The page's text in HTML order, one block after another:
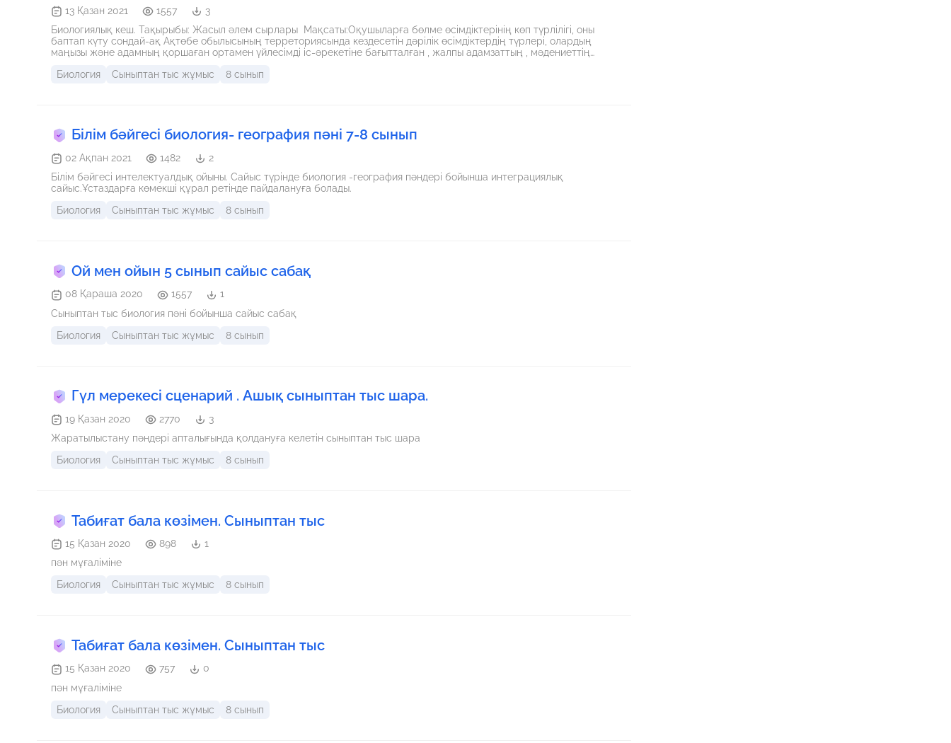
13 Қазан 2021 1557
3
Биологиялық кеш. Тақырыбы: Жасыл әлем сырлары Мақсаты:Оқушыларға бөлме өсімдіктерінің көп түрлілігі, оны
баптап күту сондай-ақ Ақтөбе обылысының терреториясында кездесетін дәрілік өсімдіктердің түрлері, олардың
маңызы және адамның қоршаған ортамен үйлесімді іс-әрекетіне бағытталған , жалпы адамзаттың , мәдениеттің
Биология
Сыныптан тыс жұмыс 8 сынып
Білім бәйгесі биология- география пәні 7-8 сынып
02 Ақпан 2021 1482
2
Білім бәйгесі интелектуалдық ойыны. Сайыс түрінде биология -география пәндері бойынша интеграциялық
сайыс.Ұстаздарға көмекші құрал ретінде пайдалануға болады.
Биология
Сыныптан тыс жұмыс 8 сынып
Ой мен ойын 5 сынып сайыс сабақ
08 Қараша 2020 1557
1
Сыныптан тыс биология пәні бойынша сайыс сабақ
Биология
Сыныптан тыс жұмыс 8 сынып
Гүл мерекесі сценарий . Ашық сыныптан тыс шара.
19 Қазан 2020 2770
3
Жаратылыстану пәндері апталығында қолдануға келетін сыныптан тыс шара
Биология
Сыныптан тыс жұмыс 8 сынып
Табиғат бала көзімен. Сыныптан тыс
15 Қазан 2020 898
1
пән мұғаліміне
Биология
Сыныптан тыс жұмыс 8 сынып
Табиғат бала көзімен. Сыныптан тыс
15 Қазан 2020 757
0
пән мұғаліміне
Биология
Сыныптан тыс жұмыс 8 сынып